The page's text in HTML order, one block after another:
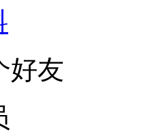
好友